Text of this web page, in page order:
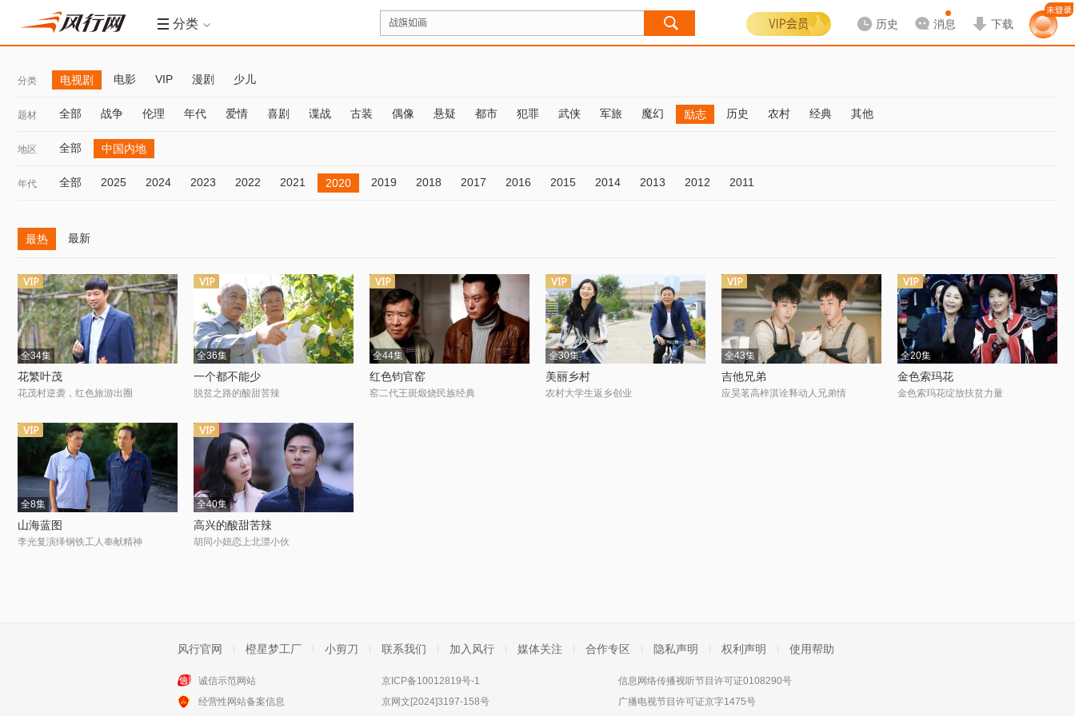
分类 历史 消息 下载
分类 电视剧 电影 VIP 漫剧 少儿
题材 全部 战争 伦理 年代 爱情 喜剧 谍战 古装 偶像 悬疑 都市 犯罪 武侠 军旅 魔幻 励志 历史 农村 经典 其他
地区 全部 中国内地
年代 全部 2025 2024 2023 2022 2021 2020 2019 2018 2017 2016 2015 2014 2013 2012 2011
最热 最新
全34集
花繁叶茂
花茂村逆袭，红色旅游出圈
全36集
一个都不能少
脱贫之路的酸甜苦辣
全44集
红色钧官窑
窑二代王斑煅烧民族经典
全30集
美丽乡村
农村大学生返乡创业
全43集
吉他兄弟
应昊茗高梓淇诠释动人兄弟情
全20集
金色索玛花
金色索玛花绽放扶贫力量
全8集
山海蓝图
李光复演绎钢铁工人奉献精神
全40集
高兴的酸甜苦辣
胡同小妞恋上北漂小伙
风行官网 橙星梦工厂 小剪刀 联系我们 加入风行 媒体关注 合作专区 隐私声明 权利声明 使用帮助
诚信示范网站
经营性网站备案信息
京ICP备10012819号-1
京网文[2024]3197-158号
信息网络传播视听节目许可证0108290号
广播电视节目许可证京字1475号